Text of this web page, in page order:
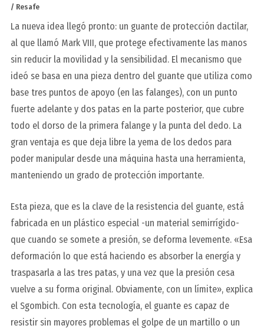
/ Resafe
La nueva idea llegó pronto: un guante de protección dactilar,
al que llamó Mark VIII, que protege efectivamente las manos
sin reducir la movilidad y la sensibilidad. El mecanismo que
ideó se basa en una pieza dentro del guante que utiliza como
base tres puntos de apoyo (en las falanges), con un punto
fuerte adelante y dos patas en la parte posterior, que cubre
todo el dorso de la primera falange y la punta del dedo. La
gran ventaja es que deja libre la yema de los dedos para
poder manipular desde una máquina hasta una herramienta,
manteniendo un grado de protección importante.
Esta pieza, que es la clave de la resistencia del guante, está
fabricada en un plástico especial -un material semirrígido-
que cuando se somete a presión, se deforma levemente. «Esa
deformación lo que está haciendo es absorber la energía y
traspasarla a las tres patas, y una vez que la presión cesa
vuelve a su forma original. Obviamente, con un límite», explica
el Sgombich. Con esta tecnología, el guante es capaz de
resistir sin mayores problemas el golpe de un martillo o un